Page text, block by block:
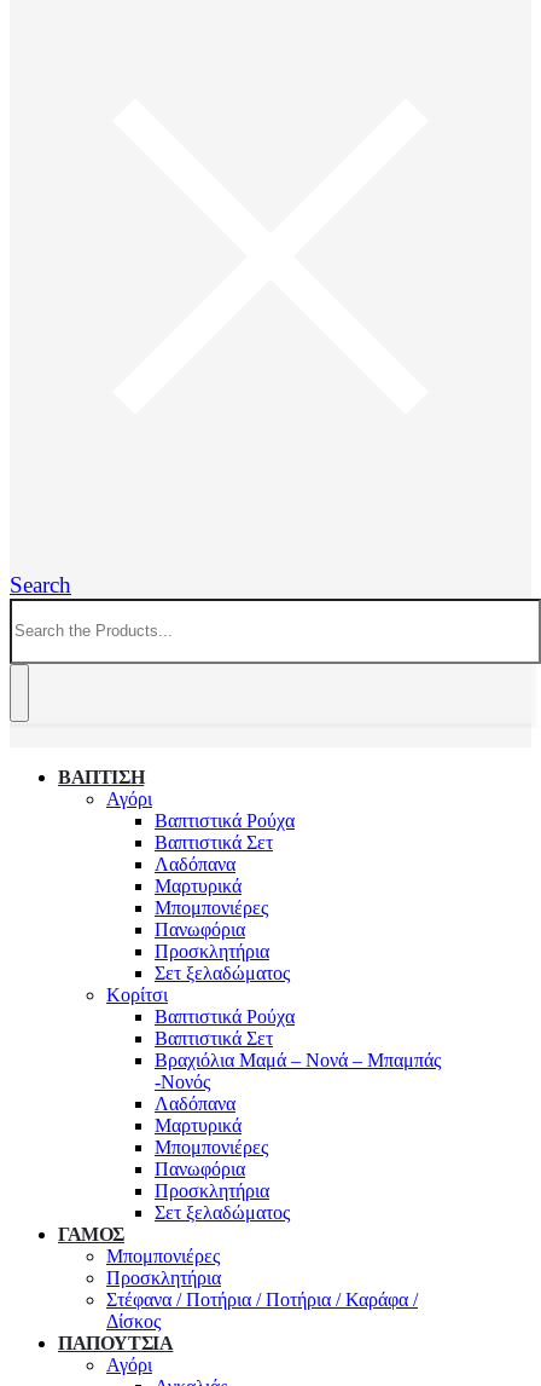
Search
ΒΑΠΤΙΣΗ
Αγόρι
Βαπτιστικά Ρούχα
Βαπτιστικά Σετ
Λαδόπανα
Μαρτυρικά
Μπομπονιέρες
Πανωφόρια
Προσκλητήρια
Σετ ξελαδώματος
Κορίτσι
Βαπτιστικά Ρούχα
Βαπτιστικά Σετ
Βραχιόλια Μαμά – Νονά – Μπαμπάς
-Νονός
Λαδόπανα
Μαρτυρικά
Μπομπονιέρες
Πανωφόρια
Προσκλητήρια
Σετ ξελαδώματος
ΓΑΜΟΣ
Μπομπονιέρες
Προσκλητήρια
Στέφανα / Ποτήρια / Ποτήρια / Καράφα /
Δίσκος
ΠΑΠΟΥΤΣΙΑ
Αγόρι